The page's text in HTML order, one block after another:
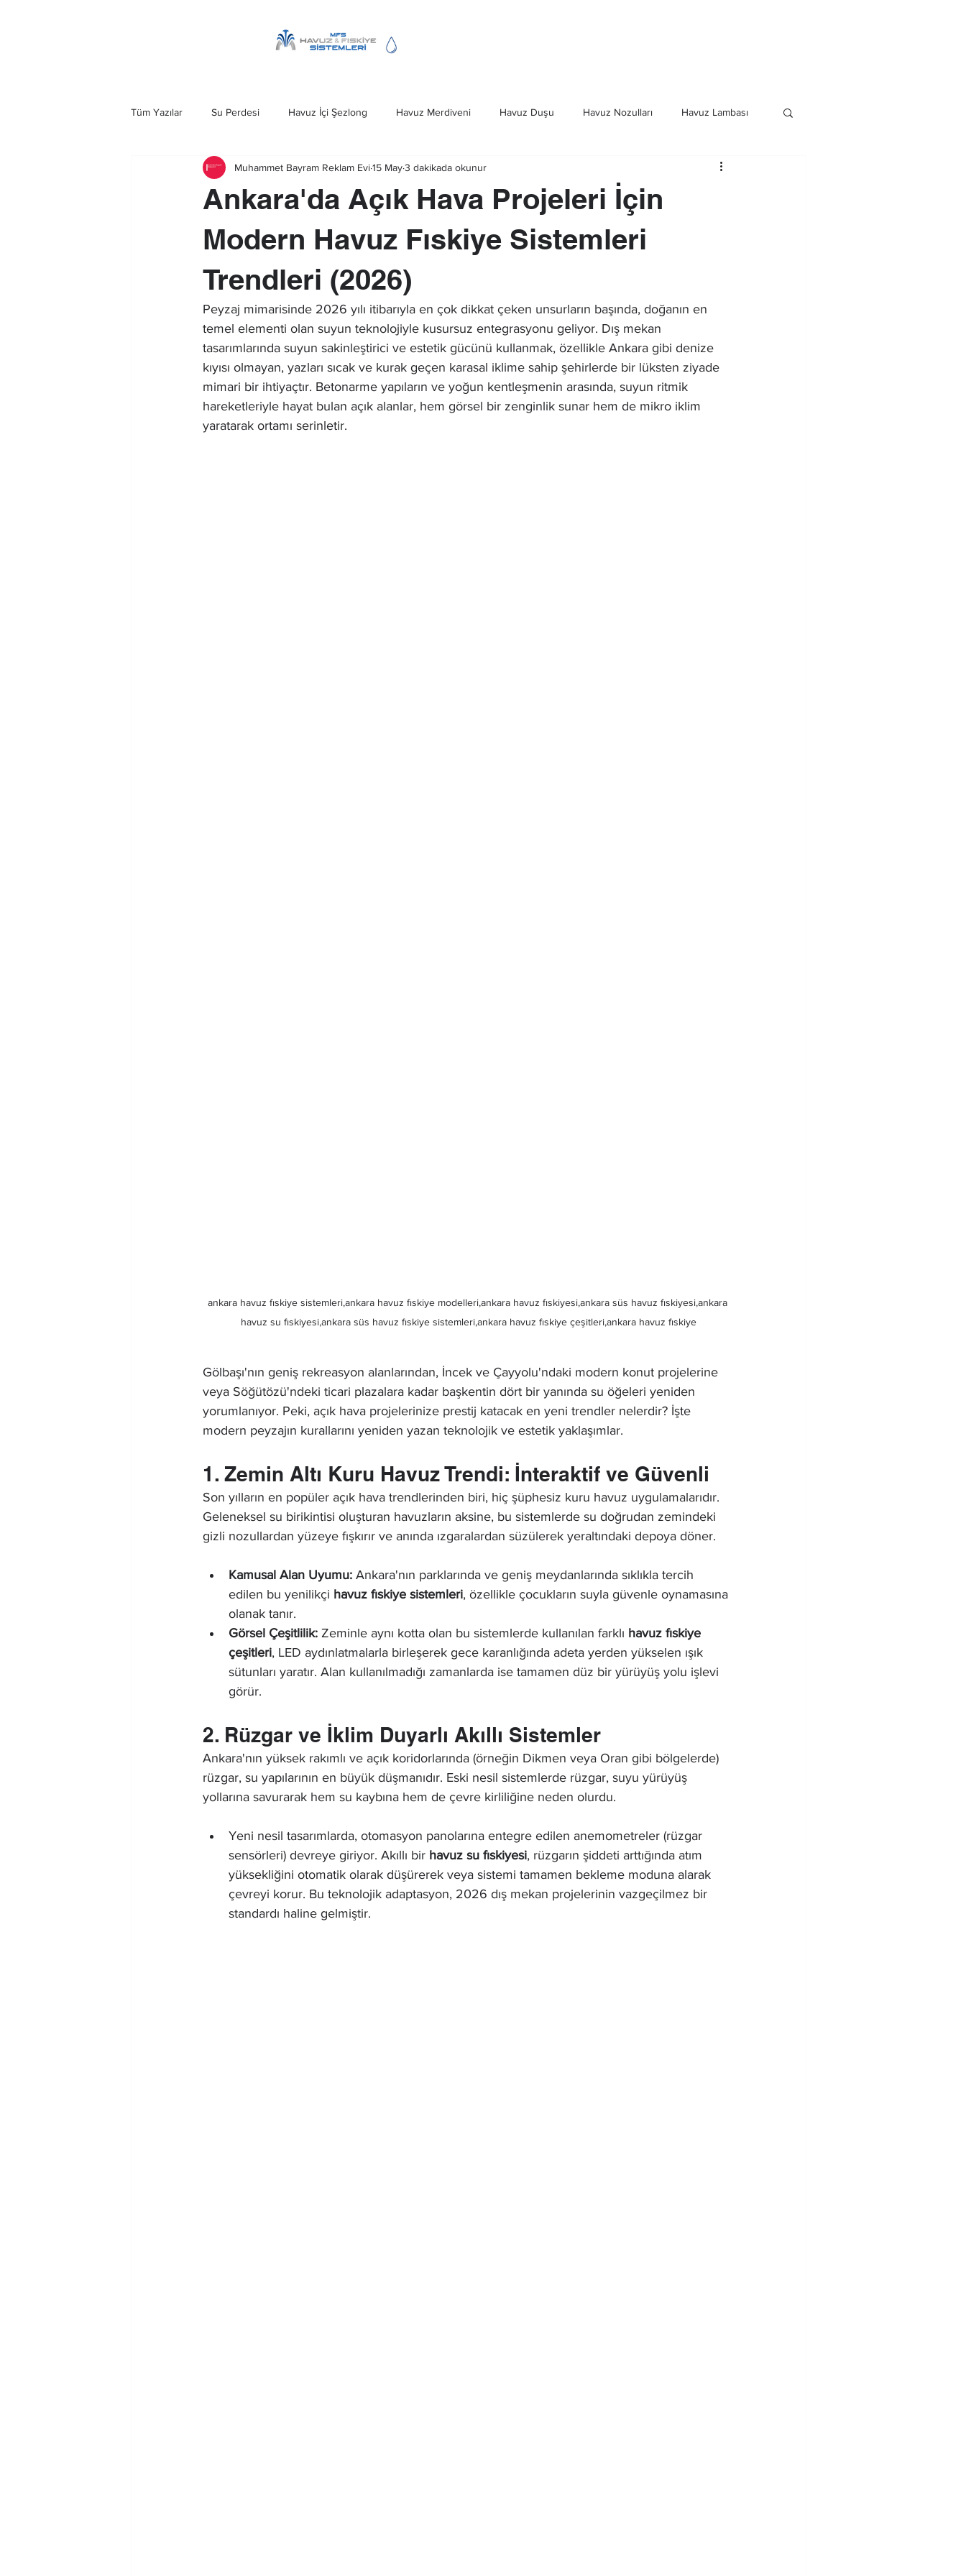
Tüm Yazılar Su Perdesi Havuz İçi Şezlong Havuz Merdiveni Havuz Duşu Havuz Nozulları Havuz Lambası
Havuz Şelalesi Kobra Şelale Deniz Merdivenleri Havuz Kapağı
Ankara Su Perdesi Havuz Merdiveni Ankara Havuz Fıskiye Sistemleri
Ankara'da Açık Hava Projeleri İçin
Modern Havuz Fıskiye Sistemleri
Trendleri (2026)
Muhammet Bayram Reklam Evi15 May3 dakikada okunur
Peyzaj mimarisinde 2026 yılı itibarıyla en çok dikkat çeken unsurların başında, doğanın en
temel elementi olan suyun teknolojiyle kusursuz entegrasyonu geliyor. Dış mekan
tasarımlarında suyun sakinleştirici ve estetik gücünü kullanmak, özellikle Ankara gibi denize
kıyısı olmayan, yazları sıcak ve kurak geçen karasal iklime sahip şehirlerde bir lüksten ziyade
mimari bir ihtiyaçtır. Betonarme yapıların ve yoğun kentleşmenin arasında, suyun ritmik
hareketleriyle hayat bulan açık alanlar, hem görsel bir zenginlik sunar hem de mikro iklim
yaratarak ortamı serinletir.
ankara havuz fıskiye sistemleri,ankara havuz fıskiye modelleri,ankara havuz fıskiyesi,ankara süs havuz fıskiyesi,ankara
havuz su fıskiyesi,ankara süs havuz fıskiye sistemleri,ankara havuz fıskiye çeşitleri,ankara havuz fıskiye
Gölbaşı'nın geniş rekreasyon alanlarından, İncek ve Çayyolu'ndaki modern konut projelerine
veya Söğütözü'ndeki ticari plazalara kadar başkentin dört bir yanında su öğeleri yeniden
yorumlanıyor. Peki, açık hava projelerinize prestij katacak en yeni trendler nelerdir? İşte
modern peyzajın kurallarını yeniden yazan teknolojik ve estetik yaklaşımlar.
1. Zemin Altı Kuru Havuz Trendi: İnteraktif ve Güvenli
Son yılların en popüler açık hava trendlerinden biri, hiç şüphesiz kuru havuz uygulamalarıdır.
Geleneksel su birikintisi oluşturan havuzların aksine, bu sistemlerde su doğrudan zemindeki
gizli nozullardan yüzeye fışkırır ve anında ızgaralardan süzülerek yeraltındaki depoya döner.
Kamusal Alan Uyumu: Ankara'nın parklarında ve geniş meydanlarında sıklıkla tercih
edilen bu yenilikçi havuz fıskiye sistemleri, özellikle çocukların suyla güvenle oynamasına
olanak tanır.
Görsel Çeşitlilik: Zeminle aynı kotta olan bu sistemlerde kullanılan farklı havuz fıskiye
çeşitleri, LED aydınlatmalarla birleşerek gece karanlığında adeta yerden yükselen ışık
sütunları yaratır. Alan kullanılmadığı zamanlarda ise tamamen düz bir yürüyüş yolu işlevi
görür.
2. Rüzgar ve İklim Duyarlı Akıllı Sistemler
Ankara'nın yüksek rakımlı ve açık koridorlarında (örneğin Dikmen veya Oran gibi bölgelerde)
rüzgar, su yapılarının en büyük düşmanıdır. Eski nesil sistemlerde rüzgar, suyu yürüyüş
yollarına savurarak hem su kaybına hem de çevre kirliliğine neden olurdu.
Yeni nesil tasarımlarda, otomasyon panolarına entegre edilen anemometreler (rüzgar
sensörleri) devreye giriyor. Akıllı bir havuz su fıskiyesi, rüzgarın şiddeti arttığında atım
yüksekliğini otomatik olarak düşürerek veya sistemi tamamen bekleme moduna alarak
çevreyi korur. Bu teknolojik adaptasyon, 2026 dış mekan projelerinin vazgeçilmez bir
standardı haline gelmiştir.